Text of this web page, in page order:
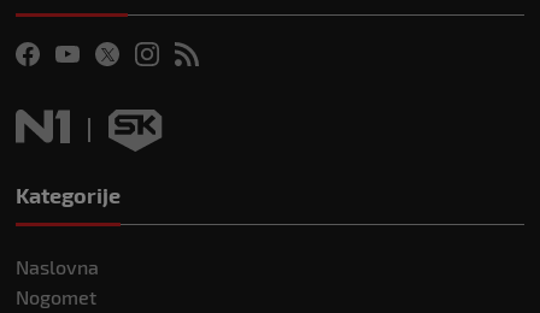
Kategorije
Naslovna
Nogomet